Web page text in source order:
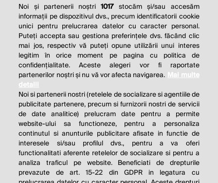
THE SOCIAL RESPONSIBILITY OF
Noi și partenerii noștri1017 stocăm și/sau accesăm
informații pe dispozitivul dvs., precum identificatorii cookie
unici pentru prelucrarea datelor cu caracter personal.
Puteți accepta sau gestiona preferințele dvs. făcând clic
mai jos, respectiv vă puteți opune utilizării unui interes
legitim în orice moment pe pagina cu politica de
confidențialitate. Aceste alegeri vor fi raportate
partenerilor noștri și nu vă vor afecta navigarea. Mai multe
detalii
Noi si partenerii nostri (retelele de socializare si agentiile de
publicitate partenere, precum si furnizorii nostri de servicii
de date analitice) prelucram date pentru a permite
website-ului sa functioneze, pentru a personaliza
continutul si anunturile publicitare afisate in functie de
interesele si/sau profilul dvs., pentru a va oferi
functionalitati aferente retelelor de socializare si pentru a
analiza traficul pe website. Beneficiati de drepturile
prevazute de art. 15-22 din GDPR in legatura cu